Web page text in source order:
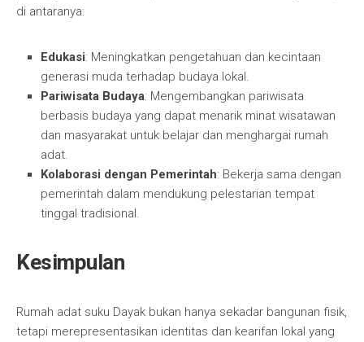
di antaranya:
Edukasi: Meningkatkan pengetahuan dan kecintaan
generasi muda terhadap budaya lokal.
Pariwisata Budaya: Mengembangkan pariwisata
berbasis budaya yang dapat menarik minat wisatawan
dan masyarakat untuk belajar dan menghargai rumah
adat.
Kolaborasi dengan Pemerintah: Bekerja sama dengan
pemerintah dalam mendukung pelestarian tempat
tinggal tradisional.
Kesimpulan
Rumah adat suku Dayak bukan hanya sekadar bangunan fisik,
tetapi merepresentasikan identitas dan kearifan lokal yang